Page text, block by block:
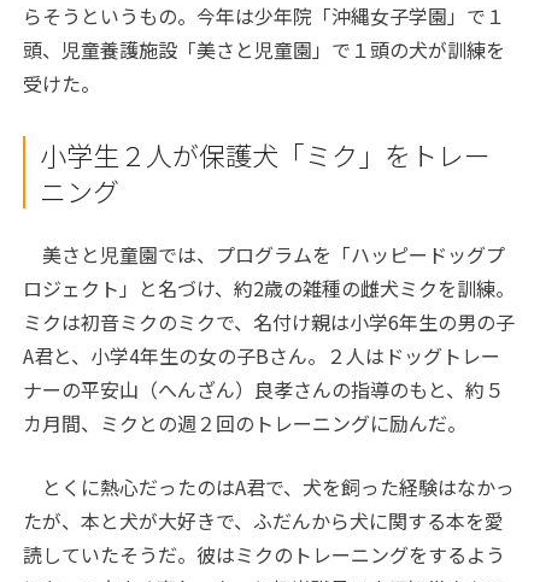
らそうというもの。今年は少年院「沖縄女子学園」で１
頭、児童養護施設「美さと児童園」で１頭の犬が訓練を
受けた。
小学生２人が保護犬「ミク」をトレー
ニング
美さと児童園では、プログラムを「ハッピードッグプ
ロジェクト」と名づけ、約2歳の雑種の雌犬ミクを訓練。
ミクは初音ミクのミクで、名付け親は小学6年生の男の子
A君と、小学4年生の女の子Bさん。２人はドッグトレー
ナーの平安山（へんざん）良孝さんの指導のもと、約５
カ月間、ミクとの週２回のトレーニングに励んだ。
とくに熱心だったのはA君で、犬を飼った経験はなかっ
たが、本と犬が大好きで、ふだんから犬に関する本を愛
読していたそうだ。彼はミクのトレーニングをするよう